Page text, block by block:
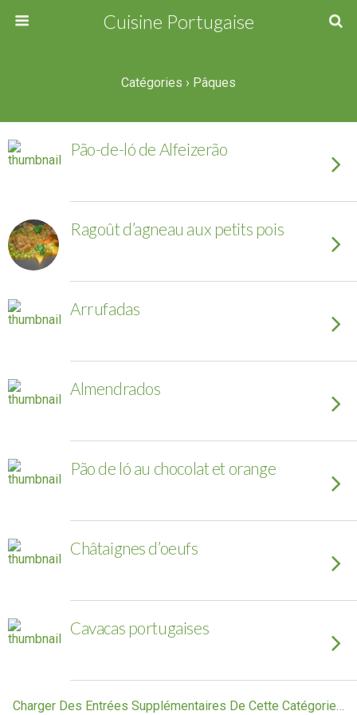
Cuisine Portugaise
Catégories › Pâques
Pão-de-ló de Alfeizerão
Ragoût d’agneau aux petits pois
Arrufadas
Almendrados
Pão de ló au chocolat et orange
Châtaignes d’oeufs
Cavacas portugaises
Charger Des Entrées Supplémentaires De Cette Catégorie…